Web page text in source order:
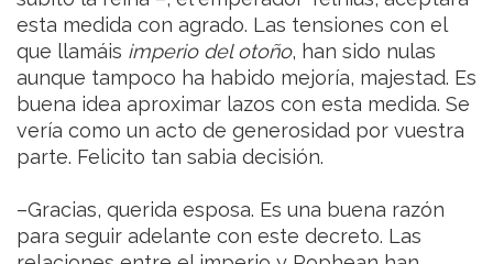
esta medida con agrado. Las tensiones con el
que llamáis imperio del otoño, han sido nulas
aunque tampoco ha habido mejoría, majestad. Es
buena idea aproximar lazos con esta medida. Se
vería como un acto de generosidad por vuestra
parte. Felicito tan sabia decisión.
–Gracias, querida esposa. Es una buena razón
para seguir adelante con este decreto. Las